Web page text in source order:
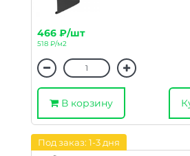
466 ₽/шт
518 ₽/м2
В корзину
Под заказ: 1-3 дня